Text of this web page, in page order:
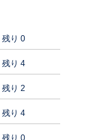
残り 0
残り 4
残り 2
残り 4
残り 0